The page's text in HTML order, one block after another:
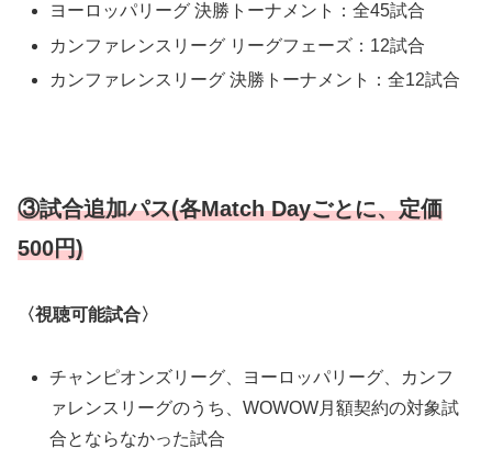
ヨーロッパリーグ 決勝トーナメント：全45試合
カンファレンスリーグ リーグフェーズ：12試合
カンファレンスリーグ 決勝トーナメント：全12試合
③試合追加パス(各Match Dayごとに、定価
500円)
〈視聴可能試合〉
チャンピオンズリーグ、ヨーロッパリーグ、カンフ
ァレンスリーグのうち、WOWOW月額契約の対象試
合とならなかった試合